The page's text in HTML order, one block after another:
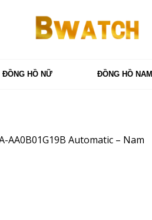
ĐỒNG HỒ NỮ ĐỒNG HỒ NAM
AA0B01G19B Automatic – Nam